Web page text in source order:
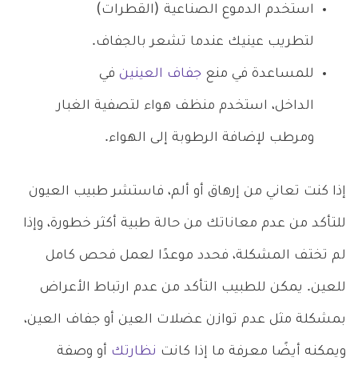
استخدم الدموع الصناعية (القطرات)
لتطريب عينيك عندما تشعر بالجفاف.
للمساعدة في منع جفاف العينين في
الداخل، استخدم منظف هواء لتصفية الغبار
ومرطب لإضافة الرطوبة إلى الهواء.
إذا كنت تعاني من إرهاق أو ألم، فاستشر طبيب العيون
للتأكد من عدم معاناتك من حالة طبية أكثر خطورة، وإذا
لم تختف المشكلة، فحدد موعدًا لعمل فحص كامل
للعين. يمكن للطبيب التأكد من عدم ارتباط الأعراض
بمشكلة مثل عدم توازن عضلات العين أو جفاف العين،
ويمكنه أيضًا معرفة ما إذا كانت نظارتك أو وصفة